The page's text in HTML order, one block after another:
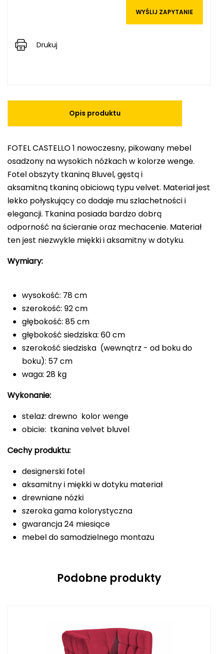
WYŚLIJ ZAPYTANIE
Drukuj
Opis produktu
FOTEL CASTELLO 1 nowoczesny, pikowany mebel
osadzony na wysokich nóżkach w kolorze wenge.
Fotel obszyty tkaniną Bluvel, gęstą i
aksamitną tkaniną obiciową typu velvet. Materiał jest
lekko połyskujący co dodaje mu szlachetności i
elegancji. Tkanina posiada bardzo dobrą
odporność na ścieranie oraz mechacenie. Materiał
ten jest niezwykle miękki i aksamitny w dotyku.
Wymiary:
wysokość: 78 cm
szerokość: 92 cm
głębokość: 85 cm
głębokość siedziska: 60 cm
szerokość siedziska (wewnątrz - od boku do
boku): 57 cm
waga: 28 kg
Wykonanie:
stelaż: drewno kolor wenge
obicie: tkanina velvet bluvel
Cechy produktu:
designerski fotel
aksamitny i miękki w dotyku materiał
drewniane nóżki
szeroka gama kolorystyczna
gwarancja 24 miesiące
mebel do samodzielnego montażu
Podobne produkty